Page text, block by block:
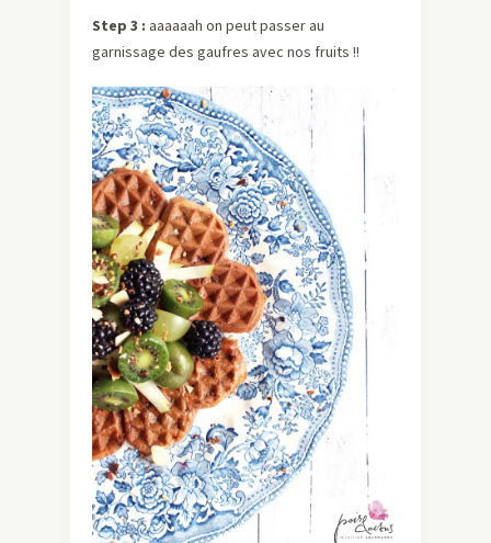
Step 3 : aaaaaah on peut passer au
garnissage des gaufres avec nos fruits !!